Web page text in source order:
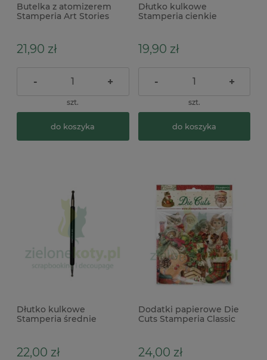
Butelka z atomizerem
Stamperia Art Stories
21,90 zł
- +
szt.
do koszyka
Dłutko kulkowe
Stamperia cienkie
19,90 zł
- +
szt.
do koszyka
Dłutko kulkowe
Stamperia średnie
22,00 zł
Dodatki papierowe Die
Cuts Stamperia Classic
24,00 zł